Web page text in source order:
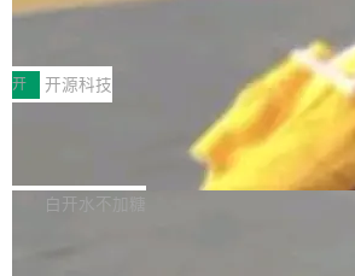
-2024 和 C23 编程接口标准的兼容性。
_linux(8) 增强了对 Linux 系统调用的支持
括 epoll（围绕 kqueue 实现）、POSIX 消
列、...
发者及生态伙伴，系统呈现了平台在游戏领
完整能力版图——从IAP高价值用户的全周
营、到IAA游戏的“买变一体”正循环、再到联
广告协同的全链路经营闭环，以及面向全球
的出海增长布局。 华为终端云业务商业化销
责人在开场致辞中表示，游戏开发者的核心
已不再是“多一个投放渠道”，而是一套能够
技嘉X3D系列再添新成员 B850 AORU
面向AMD Ryzen X3D处理器玩家，技嘉
列主板阵容迎来新成员——B850 AORUS
X3D。作为面向主流高性能平台打造的全新
产品，B850 AORUS ELITE X3D延续技嘉在
D平台优化上的技术积累，旨在为游戏玩家
更稳定、更高效的装机选择。 B850
开 开源科技
Zadig v5.0 发布：AI 发布专员与 AI 审
我们团队这几天最大的卡点不是 AI 写得不够
好，是 AI 写得太好了。 好到审查排期从两天
白开水不加糖